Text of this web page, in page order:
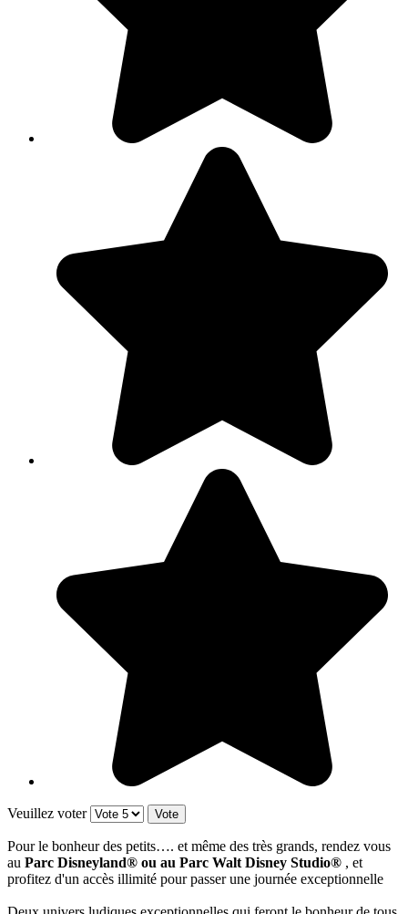
Veuillez voter
Pour le bonheur des petits…. et même des très grands, rendez vous
au Parc Disneyland® ou au Parc Walt Disney Studio® , et
profitez d'un accès illimité pour passer une journée exceptionnelle